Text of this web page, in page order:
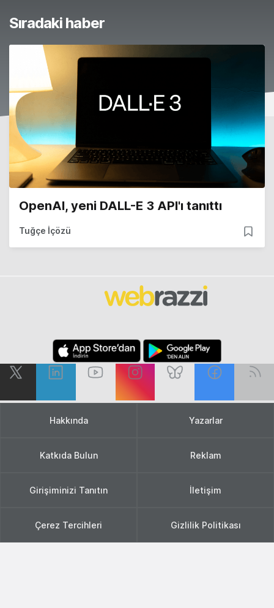
Sıradaki haber
OpenAI, yeni DALL-E 3 API'ı tanıttı
Tuğçe İçözü
Hakkında Yazarlar
Katkıda Bulun Reklam
Girişiminizi Tanıtın İletişim
Çerez Tercihleri Gizlilik Politikası